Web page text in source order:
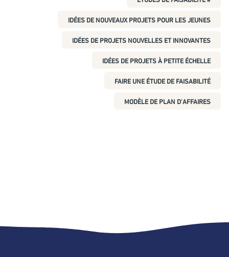
IDÉES DE NOUVEAUX PROJETS POUR LES JEUNES
IDÉES DE PROJETS NOUVELLES ET INNOVANTES
IDÉES DE PROJETS À PETITE ÉCHELLE
FAIRE UNE ÉTUDE DE FAISABILITÉ
MODÈLE DE PLAN D'AFFAIRES